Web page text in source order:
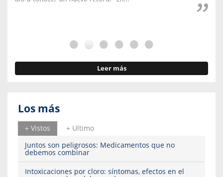
Leer más
Los más
+ Vistos
+ Ultimo
Juntos son peligrosos: Medicamentos que no
debemos combinar
Intoxicaciones por cloro: síntomas, efectos en el